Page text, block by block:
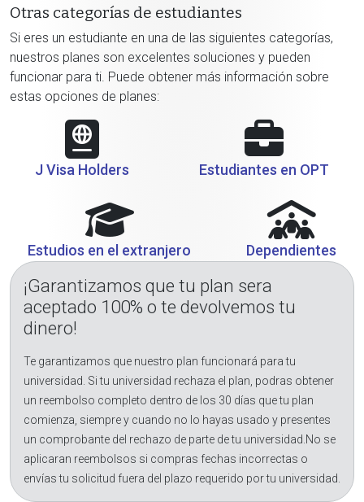
Otras categorías de estudiantes
Si eres un estudiante en una de las siguientes categorías,
nuestros planes son excelentes soluciones y pueden
funcionar para ti. Puede obtener más información sobre
estas opciones de planes:
J Visa Holders Estudiantes en OPT
Estudios en el extranjero Dependientes
¡Garantizamos que tu plan sera
aceptado 100% o te devolvemos tu
dinero!
Te garantizamos que nuestro plan funcionará para tu
universidad. Si tu universidad rechaza el plan, podras obtener
un reembolso completo dentro de los 30 días que tu plan
comienza, siempre y cuando no lo hayas usado y presentes
un comprobante del rechazo de parte de tu universidad.No se
aplicaran reembolsos si compras fechas incorrectas o
envías tu solicitud fuera del plazo requerido por tu universidad.